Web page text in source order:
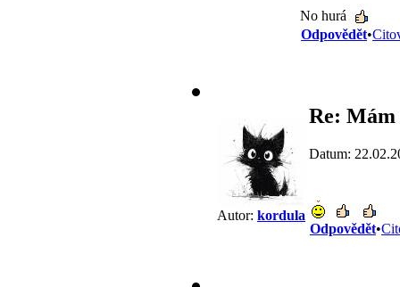
No hurá
Odpovědět•
Autor: kordula
Re: Mám
Datum:
Odpovědět•